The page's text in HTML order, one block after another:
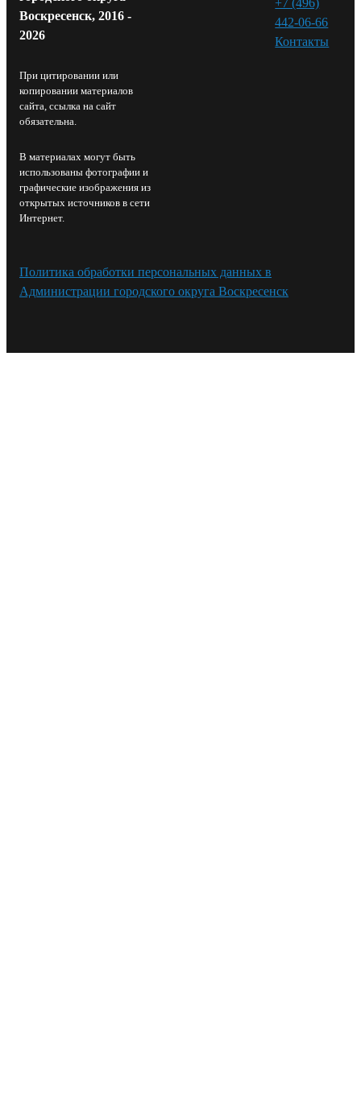
Воскресенск, 2016 -
2026
При цитировании или
копировании материалов
сайта, ссылка на сайт
обязательна.
В материалах могут быть
использованы фотографии и
графические изображения из
открытых источников в сети
Интернет.
442-06-66
Контакты⁠
Политика обработки персональных данных в
Администрации городского округа Воскресенск